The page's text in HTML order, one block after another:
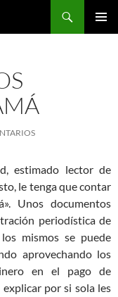
estimado lector de
le tenga que contar
Unos documentos
periodística de
mismos se puede
aprovechando los
en el pago de
por si sola les